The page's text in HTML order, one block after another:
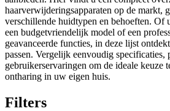
haarverwijderingsapparaten op de markt,
verschillende huidtypen en behoeften. Of
een budgetvriendelijk model of een
geavanceerde functies, in deze lijst
passen. Vergelijk eenvoudig specificaties,
gebruikerservaringen om de ideale keuze
ontharing in uw eigen huis.
Filters